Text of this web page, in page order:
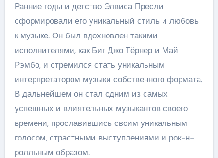
Ранние годы и детство Элвиса Пресли
сформировали его уникальный стиль и любовь
к музыке. Он был вдохновлен такими
исполнителями, как Биг Джо Тёрнер и Май
Рэмбо, и стремился стать уникальным
интерпретатором музыки собственного формата.
В дальнейшем он стал одним из самых
успешных и влиятельных музыкантов своего
времени, прославившись своим уникальным
голосом, страстными выступлениями и рок-н-
ролльным образом.